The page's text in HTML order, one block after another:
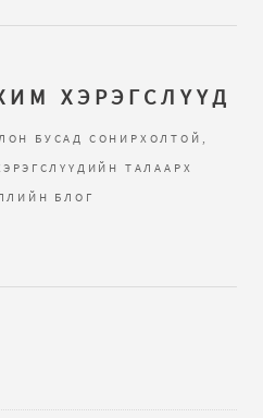
ХЭРЭГСЛҮҮД
БУСАД СОНИРХОЛТОЙ,
ТАЛААРХ
БЛОГ